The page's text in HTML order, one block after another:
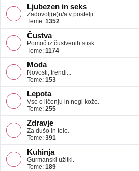
Ljubezen in seks
Zadovolj(e)n/a v postelji.
Teme: 1352
Čustva
Pomoč iz čustvenih stisk.
Teme: 1174
Moda
Novosti, trendi...
Teme: 153
Lepota
Vse o ličenju in negi kože.
Teme: 255
Zdravje
Za dušo in telo.
Teme: 391
Kuhinja
Gurmanski užitki.
Teme: 189